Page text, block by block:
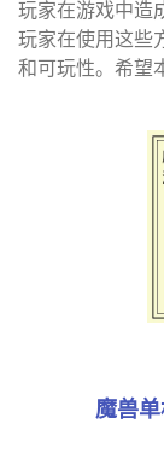
玩家在游戏中造
玩家在使用这些
和可玩性。希望
魔兽